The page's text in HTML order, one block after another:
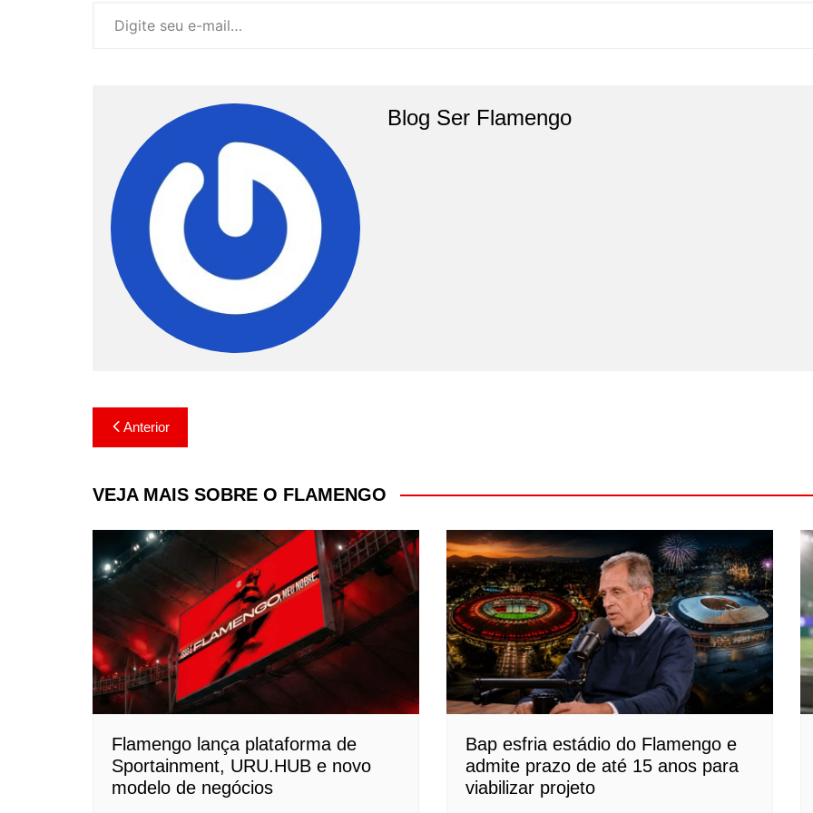
Blog Ser Flamengo
Navegação
de
Post
Anterior
VEJA MAIS SOBRE O FLAMENGO
Flamengo lança plataforma de
Sportainment, URU.HUB e novo
modelo de negócios
Bap esfria estádio do Flamengo e
admite prazo de até 15 anos para
viabilizar projeto